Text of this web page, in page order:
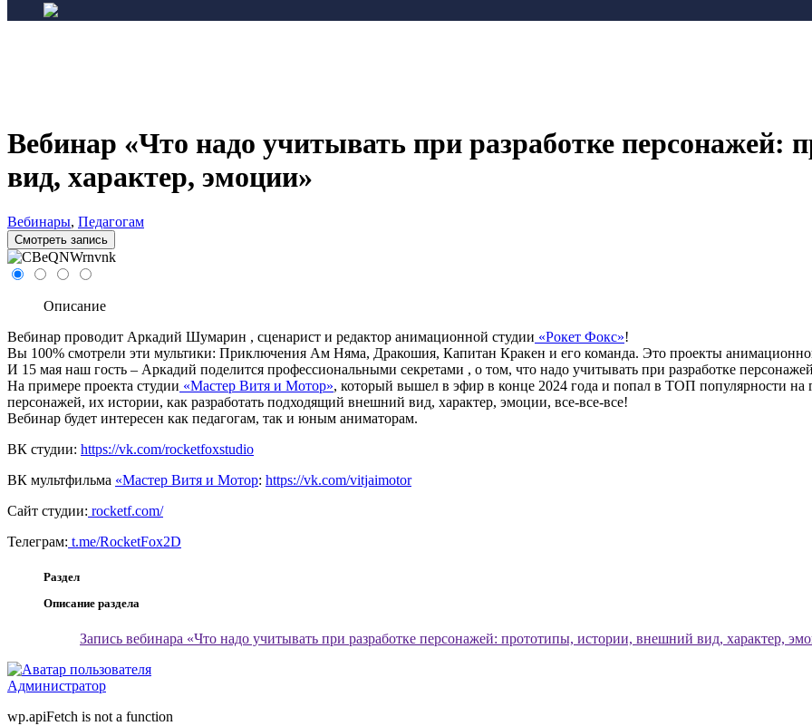
Вебинар «Что надо учитывать при разработке персонажей:
вид, характер, эмоции»
Вебинары, Педагогам
Смотреть запись
Описание
Вебинар проводит Аркадий Шумарин , сценарист и редактор анимационной студии «Рокет Фокс»!
Вы 100% смотрели эти мультики: Приключения Ам Няма, Дракошия, Капитан Кракен и его команда. Это проекты
И 15 мая наш гость – Аркадий поделится профессиональными секретами , о том, что надо учитывать при разработке
На примере проекта студии «Мастер Витя и Мотор», который вышел в эфир в конце 2024 года и попал в ТОП популярности на
персонажей, их истории, как разработать подходящий внешний вид, характер, эмоции, все-все-все!
Вебинар будет интересен как педагогам, так и юным аниматорам.
ВК студии: https://vk.com/rocketfoxstudio
ВК мультфильма «Мастер Витя и Мотор: https://vk.com/vitjaimotor
Сайт студии: rocketf.com/
Телеграм: t.me/RocketFox2D
Раздел
Описание раздела
Запись вебинара «Что надо учитывать при разработке персонажей: прототипы, истории, внешний вид, характер,
Администратор
wp.apiFetch is not a function